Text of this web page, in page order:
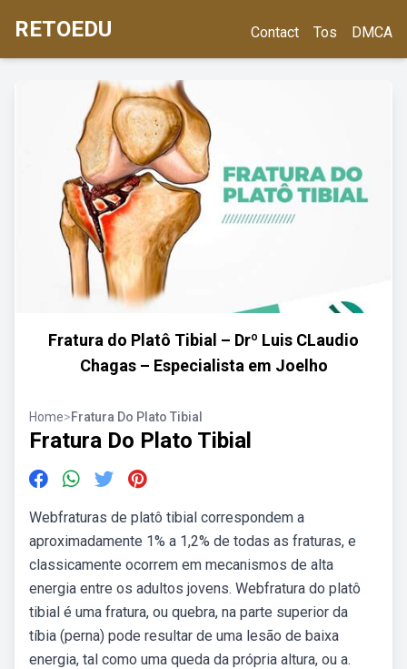
RETOEDU Contact Tos DMCA
Fratura do Platô Tibial – Drº Luis CLaudio
Chagas – Especialista em Joelho
Home>Fratura Do Plato Tibial
Fratura Do Plato Tibial
Webfraturas de platô tibial correspondem a
aproximadamente 1% a 1,2% de todas as fraturas, e
classicamente ocorrem em mecanismos de alta
energia entre os adultos jovens. Webfratura do platô
tibial é uma fratura, ou quebra, na parte superior da
tíbia (perna) pode resultar de uma lesão de baixa
energia, tal como uma queda da própria altura, ou a.